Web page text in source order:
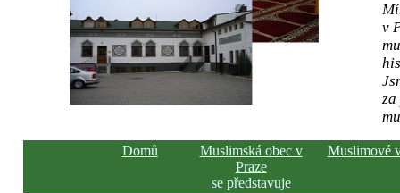
v
Domů
Muslimská obec v
Praze
se představuje
Muslimové